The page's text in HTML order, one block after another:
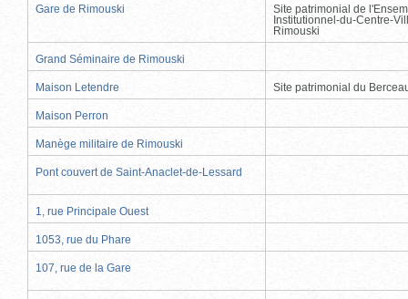
Gare de Rimouski
Site patrimonial de
Institutionnel-du-Centre-
Rimouski
Grand Séminaire de Rimouski
Maison Letendre Site patrimonial du
Maison Perron
Manège militaire de Rimouski
Pont couvert de Saint-Anaclet-de-Lessard
1, rue Principale Ouest
1053, rue du Phare
107, rue de la Gare